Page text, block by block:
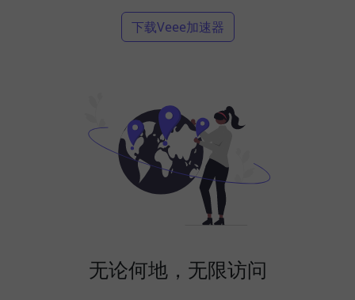
下载Veee加速器
无论何地，无限访问